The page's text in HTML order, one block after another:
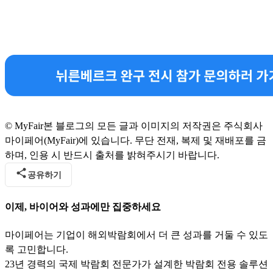
© MyFair본 블로그의 모든 글과 이미지의 저작권은 주식회사
마이페어(MyFair)에 있습니다. 무단 전재, 복제 및 재배포를 금
하며, 인용 시 반드시 출처를 밝혀주시기 바랍니다.
공유하기
이제, 바이어와 성과에만 집중하세요
마이페어는 기업이 해외박람회에서 더 큰 성과를 거둘 수 있도
록 고민합니다.
23년 경력의 국제 박람회 전문가가 설계한 박람회 전용 솔루션